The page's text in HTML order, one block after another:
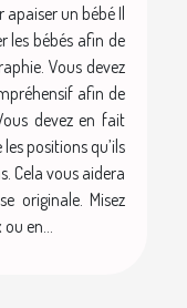
apaiser un bébé Il
les bébés afin de
Vous devez
afin de
devez en fait
positions qu’ils
Cela vous aidera
originale. Misez
en...